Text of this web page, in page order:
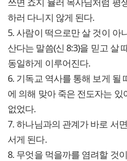
하러 다니지 않게 된다.
5. 사람이 떡으로만 살 것이 아
산다는 말씀(신 8:3)을 믿고 살
동일하게 이루어진다.
6. 기독교 역사를 통해 보게 될
에 의해 맞아 죽은 전도자는
없었다.
7. 하나님과의 관계가 바로 서
서게 된다.
8. 무엇을 먹을까를 염려할 것